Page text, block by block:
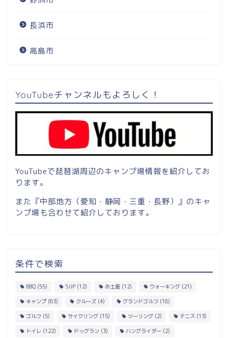
長浜市
高島市
YouTubeチャンネルもよろしく！
YouTubeで琵琶湖周辺のキャンプ場情報を紹介してお
ります。
また『中部地方（愛知・静岡・三重・長野）』のキャ
ンプ場も合わせて紹介しております。
条件で検索
BBQ (55) SUP (12) お土産 (12) ウォーキング (21)
キャンプ (63) クルーズ (4) グランドゴルフ (18)
ゴルフ (5) サイクリング (15) ツーリング (2) テニス (13)
トイレ (122) ドッグラン (3) ハングライダー (2)